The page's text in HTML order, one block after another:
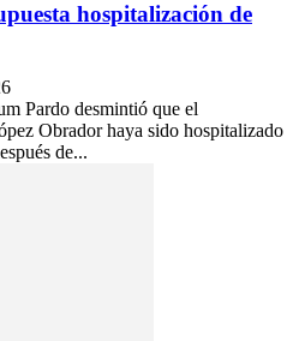
hospitalización de
Pardo desmintió que el
Obrador haya sido hospitalizado
de...